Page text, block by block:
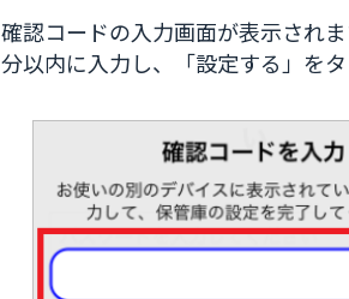
確認コードの入力画面が表示され
分以内に入力し、「設定する」をタ